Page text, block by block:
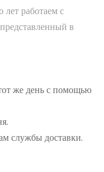
работаем с
в
же день с помощью
службы доставки.